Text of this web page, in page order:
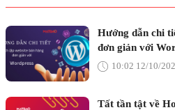
Hướng dẫn chi
đơn giản với
10:02 12/10/
Tất tần tật về